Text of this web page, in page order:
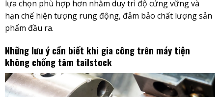
lựa chọn phù hợp hơn nhằm duy trì độ cứng vững và
hạn chế hiện tượng rung động, đảm bảo chất lượng sản
phẩm đầu ra.
Những lưu ý cần biết khi gia công trên máy tiện
không chống tâm tailstock